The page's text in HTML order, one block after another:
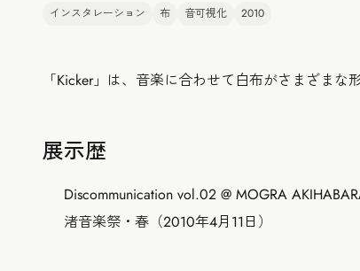
インスタレーション 布 音可視化 2010
「Kicker」は、音楽に合わせて白布がさまざま
展示歴
Discommunication vol.02 @ MOGRA
渚音楽祭・春（2010年4月11日）